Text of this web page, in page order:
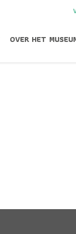
OVER HET